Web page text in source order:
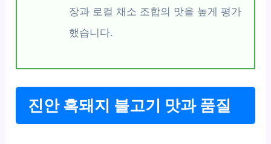
장과 로컬 채소 조합의 맛을 높게 평가
했습니다.
진안 흑돼지 불고기 맛과 품질